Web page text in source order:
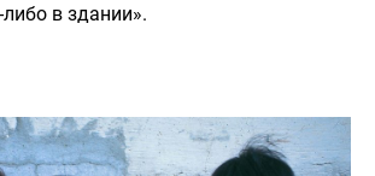
в здании».